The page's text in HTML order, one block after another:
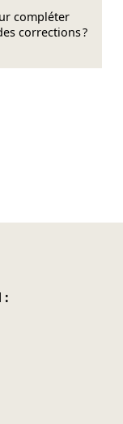
compléter
corrections ?
Bluesky
sur Facebook
: